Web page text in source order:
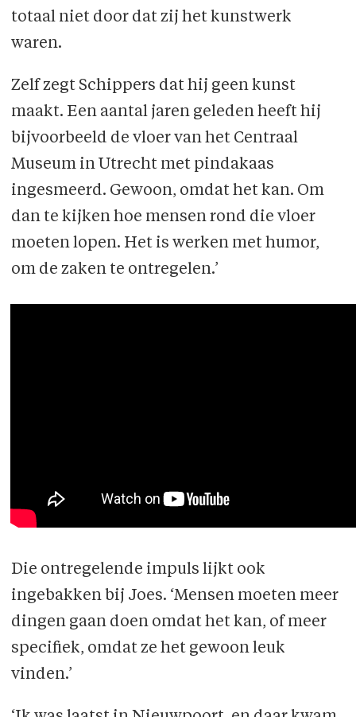
totaal niet door dat zij het kunstwerk
waren.
Zelf zegt Schippers dat hij geen kunst
maakt. Een aantal jaren geleden heeft hij
bijvoorbeeld de vloer van het Centraal
Museum in Utrecht met pindakaas
ingesmeerd. Gewoon, omdat het kan. Om
dan te kijken hoe mensen rond die vloer
moeten lopen. Het is werken met humor,
om de zaken te ontregelen.’
Die ontregelende impuls lijkt ook
ingebakken bij Joes. ‘Mensen moeten meer
dingen gaan doen omdat het kan, of meer
specifiek, omdat ze het gewoon leuk
vinden.’